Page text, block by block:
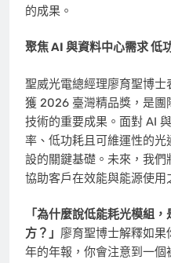
的成果。
聚焦 AI 與資料中心需求 低
聖威光電總經理廖育聖博士
獲 2026 臺灣精品獎，是團
技術的重要成果。面對 AI
率、低功耗且可維運性的
設的關鍵基礎。未來，我們
協助客戶在效能與能源使用
「為什麼說低能耗光模組
方？」 廖育聖博士解釋如
年的年報，你會注意到一